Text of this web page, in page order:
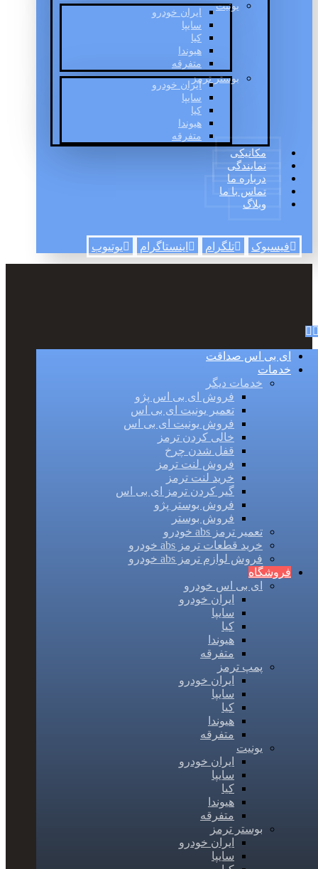
یونیت
ایران خودرو
سایپا
کیا
هیوندا
متفرقه
بوستر ترمز
ایران خودرو
سایپا
کیا
هیوندا
متفرقه
مکانیکی
نمایندگی
درباره ما
تماس با ما
وبلاگ
فیسبوک تلگرام اینستاگرام یوتیوب
ای بی اس صداقت
خدمات
خدمات دیگر
فروش ای بی اس پژو
تعمیر یونیت ای بی اس
فروش یونیت ای بی اس
خالی کردن ترمز
قفل شدن چرخ
فروش لنت ترمز
خرید لنت ترمز
گیر کردن ترمز ای بی اس
فروش بوستر پژو
فروش بوستر
تعمیر ترمز abs خودرو
خرید قطعات ترمز abs خودرو
فروش لوازم ترمز abs خودرو
فروشگاه
ای بی اس خودرو
ایران خودرو
سایپا
کیا
هیوندا
متفرقه
پمپ ترمز
ایران خودرو
سایپا
کیا
هیوندا
متفرقه
یونیت
ایران خودرو
سایپا
کیا
هیوندا
متفرقه
بوستر ترمز
ایران خودرو
سایپا